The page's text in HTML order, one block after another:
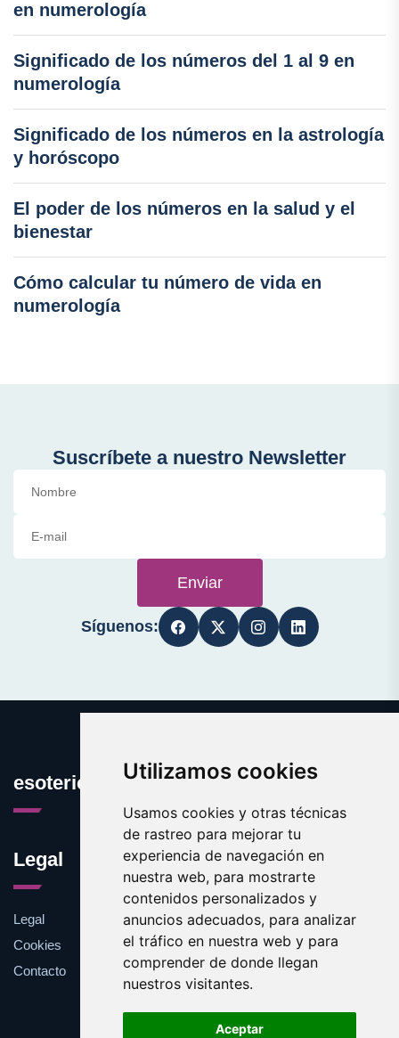
Utilizamos cookies
Usamos cookies y otras técnicas
de rastreo para mejorar tu
experiencia de navegación en
nuestra web, para mostrarte
contenidos personalizados y
anuncios adecuados, para analizar
el tráfico en nuestra web y para
comprender de donde llegan
nuestros visitantes.
Aceptar
en numerología
Significado de los números del 1 al 9 en
numerología
Significado de los números en la astrología
y horóscopo
El poder de los números en la salud y el
bienestar
Cómo calcular tu número de vida en
numerología
Suscríbete a nuestro Newsletter
Enviar
Síguenos:
esotericos.es
Legal
Legal
Cookies
Contacto